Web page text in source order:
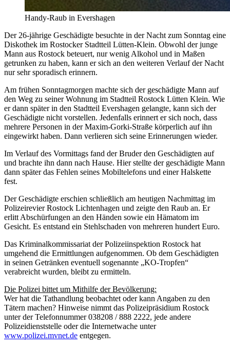
Handy-Raub in Evershagen
Der 26-jährige Geschädigte besuchte in der Nacht zum Sonntag eine
Diskothek im Rostocker Stadtteil Lütten-Klein. Obwohl der junge
Mann aus Rostock beteuert, nur wenig Alkohol und in Maßen
getrunken zu haben, kann er sich an den weiteren Verlauf der Nacht
nur sehr sporadisch erinnern.
Am frühen Sonntagmorgen machte sich der geschädigte Mann auf
den Weg zu seiner Wohnung im Stadtteil Rostock Lütten Klein. Wie
er dann später in den Stadtteil Evershagen gelangte, kann sich der
Geschädigte nicht vorstellen. Jedenfalls erinnert er sich noch, dass
mehrere Personen in der Maxim-Gorki-Straße körperlich auf ihn
eingewirkt haben. Dann verlieren sich seine Erinnerungen wieder.
Im Verlauf des Vormittags fand der Bruder den Geschädigten auf
und brachte ihn dann nach Hause. Hier stellte der geschädigte Mann
dann später das Fehlen seines Mobiltelefons und einer Halskette
fest.
Der Geschädigte erschien schließlich am heutigen Nachmittag im
Polizeirevier Rostock Lichtenhagen und zeigte den Raub an. Er
erlitt Abschürfungen an den Händen sowie ein Hämatom im
Gesicht. Es entstand ein Stehlschaden von mehreren hundert Euro.
Das Kriminalkommissariat der Polizeiinspektion Rostock hat
umgehend die Ermittlungen aufgenommen. Ob dem Geschädigten
in seinen Getränken eventuell sogenannte „KO-Tropfen“
verabreicht wurden, bleibt zu ermitteln.
Die Polizei bittet um Mithilfe der Bevölkerung:
Wer hat die Tathandlung beobachtet oder kann Angaben zu den
Tätern machen? Hinweise nimmt das Polizeipräsidium Rostock
unter der Telefonnummer 038208 / 888 2222, jede andere
Polizeidienststelle oder die Internetwache unter
www.polizei.mvnet.de entgegen.